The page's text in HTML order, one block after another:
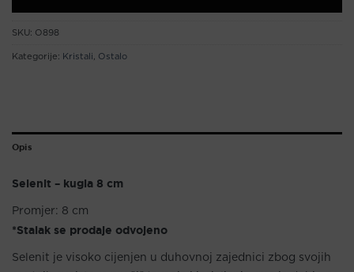
SKU: O898
Kategorije: Kristali Ostalo
Opis
Selenit – kugla 8 cm
Promjer: 8 cm
*Stalak se prodaje odvojeno
Selenit je visoko cijenjen u duhovnoj zajednici zbog svojih